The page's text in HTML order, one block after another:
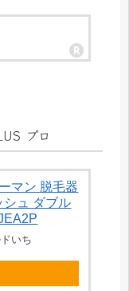
プロ
マン 脱毛器
シュ ダブル
いち